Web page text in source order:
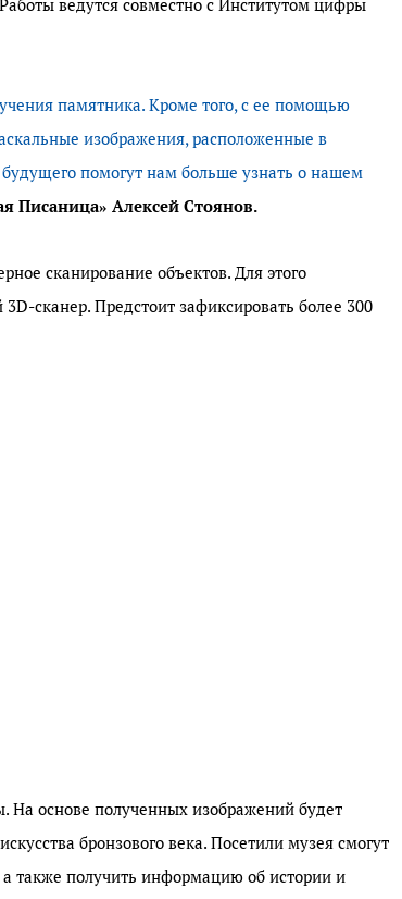
ведутся совместно с Институтом цифры
памятника. Кроме того, с ее помощью
изображения, расположенные в
помогут нам больше узнать о нашем
Писаница» Алексей Стоянов.
сканирование объектов. Для этого
сканер. Предстоит зафиксировать более 300
основе полученных изображений будет
бронзового века. Посетили музея смогут
также получить информацию об истории и